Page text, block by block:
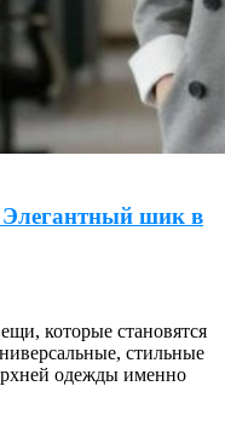
Элегантный шик в
которые становятся
стильные
одежды именно